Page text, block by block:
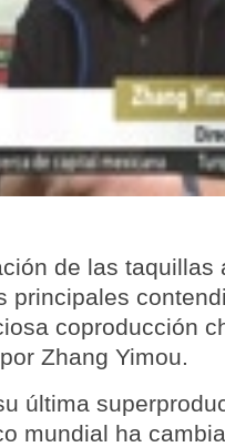
de las taquillas
principales
coproducción
Zhang Yimou.
última
mundial ha